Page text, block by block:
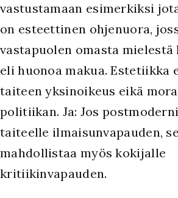
vastustamaan esimerkiksi
on esteettinen ohjenuora,
vastapuolen omasta mielestä
eli huonoa makua. Estetiikka
taiteen yksinoikeus eikä
politiikan. Ja: Jos
taiteelle ilmaisunvapauden,
mahdollistaa myös kokijalle
kritiikinvapauden.